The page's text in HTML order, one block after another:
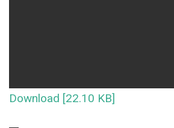
Download [22.10 KB]